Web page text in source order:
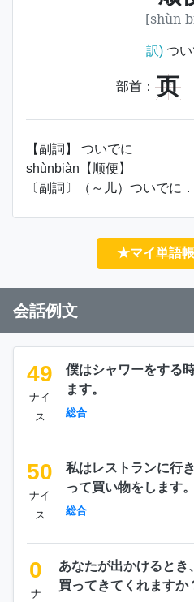
[shùn
訳)つい
部首： 页
【副詞】 ついでに
shùnbiàn【顺便】
〔副詞〕（～儿）ついでに．
★マイ単語
会話例文
49
ナイ
ス
僕はシャワーをする
ます。
総合
50
ナイ
ス
私はレストランに行
って買い物をします。
総合
0
ナ
あなたが出かけるとき
買ってきてくれますか